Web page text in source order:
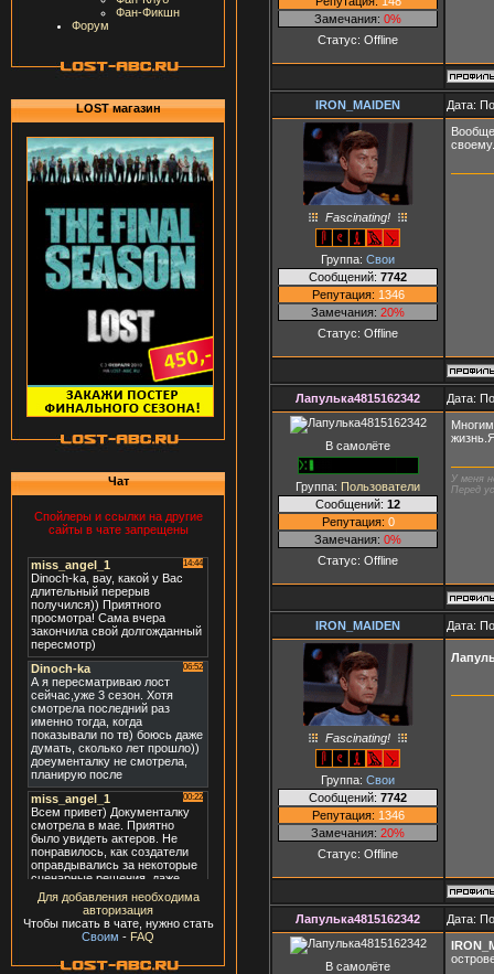
Фан-Фикшн
Форум
LOST магазин
Чат
Спойлеры и ссылки на другие
сайты в чате запрещены
Для добавления необходима
авторизация
Чтобы писать в чате, нужно стать
Своим - FAQ
Замечания: 0%
Статус: Offline
IRON_MAIDEN Дата:
Fascinating!
Группа: Свои
Сообщений: 7742
Репутация: 1346
Замечания: 20%
Статус: Offline
Лапулька4815162342 Дата:
В самолёте
Группа: Пользователи
Сообщений: 12
Репутация: 0
Замечания: 0%
Статус: Offline
У меня
Перед
IRON_MAIDEN Дата:
Fascinating!
Группа: Свои
Сообщений: 7742
Репутация: 1346
Замечания: 20%
Статус: Offline
Лапулька4815162342 Дата:
В самолёте